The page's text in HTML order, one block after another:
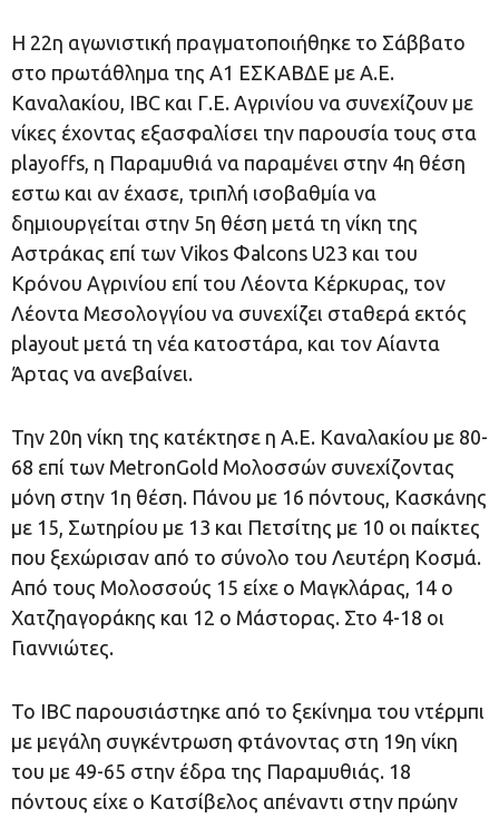
Η 22η αγωνιστική πραγματοποιήθηκε το Σάββατο
στο πρωτάθλημα της Α1 ΕΣΚΑΒΔΕ με Α.Ε.
Καναλακίου, IBC και Γ.Ε. Αγρινίου να συνεχίζουν με
νίκες έχοντας εξασφαλίσει την παρουσία τους στα
playoffs, η Παραμυθιά να παραμένει στην 4η θέση
εστω και αν έχασε, τριπλή ισοβαθμία να
δημιουργείται στην 5η θέση μετά τη νίκη της
Αστράκας επί των Vikos Φalcons U23 και του
Κρόνου Αγρινίου επί του Λέοντα Κέρκυρας, τον
Λέοντα Μεσολογγίου να συνεχίζει σταθερά εκτός
playout μετά τη νέα κατοστάρα, και τον Αίαντα
Άρτας να ανεβαίνει.
Την 20η νίκη της κατέκτησε η Α.Ε. Καναλακίου με 80-
68 επί των MetronGold Μολοσσών συνεχίζοντας
μόνη στην 1η θέση. Πάνου με 16 πόντους, Κασκάνης
με 15, Σωτηρίου με 13 και Πετσίτης με 10 οι παίκτες
που ξεχώρισαν από το σύνολο του Λευτέρη Κοσμά.
Από τους Μολοσσούς 15 είχε ο Μαγκλάρας, 14 ο
Χατζηαγοράκης και 12 ο Μάστορας. Στο 4-18 οι
Γιαννιώτες.
Το IBC παρουσιάστηκε από το ξεκίνημα του ντέρμπι
με μεγάλη συγκέντρωση φτάνοντας στη 19η νίκη
του με 49-65 στην έδρα της Παραμυθιάς. 18
πόντους είχε ο Κατσίβελος απέναντι στην πρώην